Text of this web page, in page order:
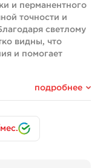
и перманентного
точности и
светлому
видны, что
и помогает
подробнее